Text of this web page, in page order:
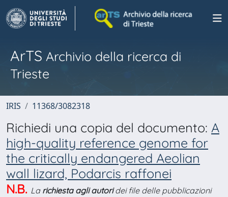
ArTS Archivio della ricerca di
Trieste
IRIS 11368/3082318
Richiedi una copia del documento: A
high-quality reference genome for
the critically endangered Aeolian
wall lizard, Podarcis raffonei
N.B. La richiesta agli autoridei file delle pubblicazioni